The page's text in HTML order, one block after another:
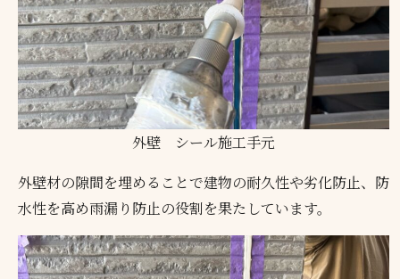
外壁 シール施工手元
外壁材の隙間を埋めることで建物の耐久性や劣化防止、防
水性を高め雨漏り防止の役割を果たしています。